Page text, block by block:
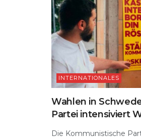
INTERNATIONALES
Wahlen in
Partei intensiviert
Die Kommunistische